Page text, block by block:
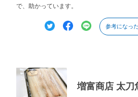
で、助かっています。
参考になった
増富商店 太刀